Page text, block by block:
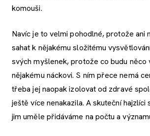
komouši.
Navíc je to velmi pohodlné, protože ani
sahat k nějakému složitému
svých myšlenek, protože co budu něco
nějakému náckovi. S ním přece nemá
třeba jej naopak izolovat od zdravé
ještě více nenakazila. A skuteční
jim uměle přidáváme na počtu a